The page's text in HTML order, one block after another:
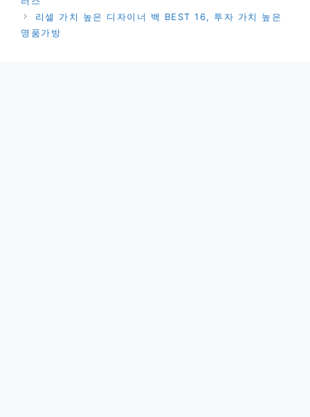
리
리셀 가치 높은 디자이너 백 BEST 16, 투자 가치 높은
명품가방